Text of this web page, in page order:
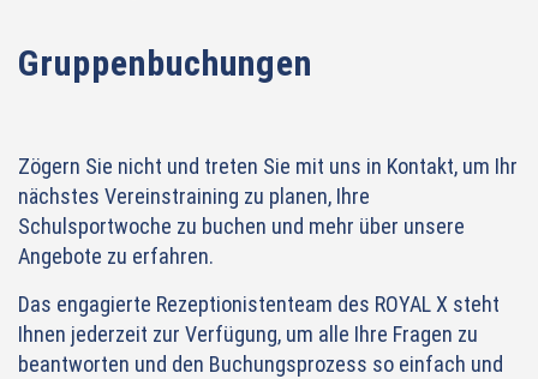
Gruppenbuchungen
Zögern Sie nicht und treten Sie mit uns in Kontakt, um Ihr
nächstes Vereinstraining zu planen, Ihre
Schulsportwoche zu buchen und mehr über unsere
Angebote zu erfahren.
Das engagierte Rezeptionistenteam des ROYAL X steht
Ihnen jederzeit zur Verfügung, um alle Ihre Fragen zu
beantworten und den Buchungsprozess so einfach und